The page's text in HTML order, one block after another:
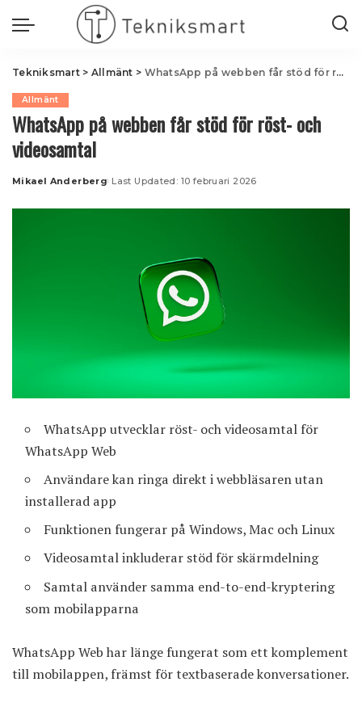
Tekniksmart> Allmänt > WhatsApp på webben får stöd för röst- och videosamtal
Allmänt
WhatsApp på webben får stöd för röst- och
videosamtal
Posted
Mikael Anderberg Last Updated: 10 februari 2026
WhatsApp utvecklar röst- och videosamtal för
WhatsApp Web
Användare kan ringa direkt i webbläsaren utan
installerad app
Funktionen fungerar på Windows, Mac och Linux
Videosamtal inkluderar stöd för skärmdelning
Samtal använder samma end-to-end-kryptering
som mobilapparna
WhatsApp Web har länge fungerat som ett komplement
till mobilappen, främst för textbaserade konversationer.